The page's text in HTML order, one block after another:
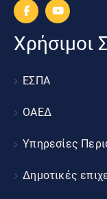
Χρήσιμοι
ΕΣΠΑ
ΟΑΕΔ
Υπηρεσίες
Δημοτικές